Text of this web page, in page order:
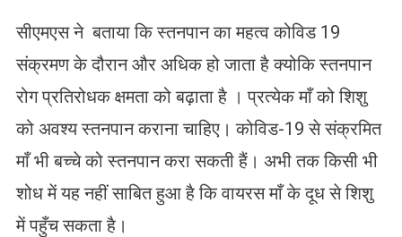
सीएमएस ने बताया कि स्तनपान का महत्व कोविड 19
संक्रमण के दौरान और अधिक हो जाता है क्योकि स्तनपान
रोग प्रतिरोधक क्षमता को बढ़ाता है । प्रत्येक माँ को शिशु
को अवश्य स्तनपान कराना चाहिए। कोविड-19 से संक्रमित
माँ भी बच्चे को स्तनपान करा सकती हैं। अभी तक किसी भी
शोध में यह नहीं साबित हुआ है कि वायरस माँ के दूध से शिशु
में पहुँच सकता है।